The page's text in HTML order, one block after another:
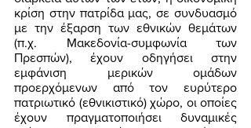
κρίση στην πατρίδα μας, σε συνδυασμό
με την έξαρση των εθνικών θεμάτων
(π.χ. Μακεδονία-συμφωνία των
Πρεσπών), έχουν οδηγήσει στην
εμφάνιση μερικών ομάδων
προερχόμενων από τον ευρύτερο
πατριωτικό (εθνικιστικό) χώρο, οι οποίες
έχουν πραγματοποιήσει δυναμικές